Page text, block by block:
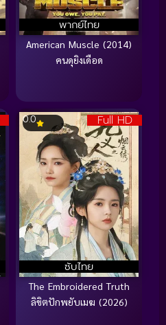
พากย์ไทย
American Muscle (2014)
คนดุยิงเดือด
Full HD
ซับไทย
0.0
The Embroidered Truth
ลิขิตปักพยับเมฆ (2026)